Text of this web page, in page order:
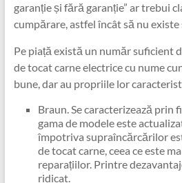
garanție și fără garanție” ar trebui
cumpărare, astfel încât să nu
Pe piață există un număr suficient
de tocat carne electrice cu nume
bune, dar au propriile lor
Braun. Se caracterizează prin
gama de modele este
împotriva supraîncărcărilor
de tocat carne, ceea ce este
reparațiilor. Printre
ridicat.